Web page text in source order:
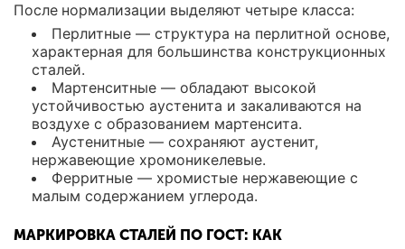
После нормализации выделяют четыре класса:
Перлитные — структура на перлитной основе,
характерная для большинства конструкционных
сталей.
Мартенситные — обладают высокой
устойчивостью аустенита и закаливаются на
воздухе с образованием мартенсита.
Аустенитные — сохраняют аустенит,
нержавеющие хромоникелевые.
Ферритные — хромистые нержавеющие с
малым содержанием углерода.
МАРКИРОВКА СТАЛЕЙ ПО ГОСТ: КАК